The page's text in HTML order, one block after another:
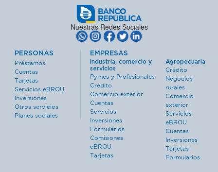
Nuestras Redes Sociales
PERSONAS
Préstamos
Cuentas
Tarjetas
Servicios eBROU
Inversiones
Otros servicios
Planes sociales
EMPRESAS
Industria, comercio y
servicios
Pymes y Profesionales
Crédito
Comercio exterior
Cuentas
Servicios
Inversiones
Formularios
Comisiones
eBROU
Tarjetas
Agropecuaria
Crédito
Negocios
rurales
Comercio
exterior
Servicios
eBROU
Cuentas
Inversiones
Tarjetas
Formularios